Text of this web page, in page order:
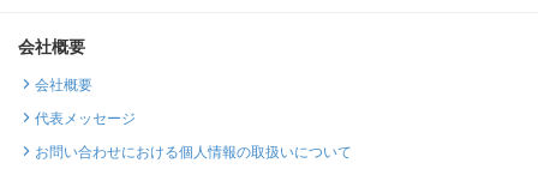
会社概要
会社概要
代表メッセージ
お問い合わせにおける個人情報の取扱いについて